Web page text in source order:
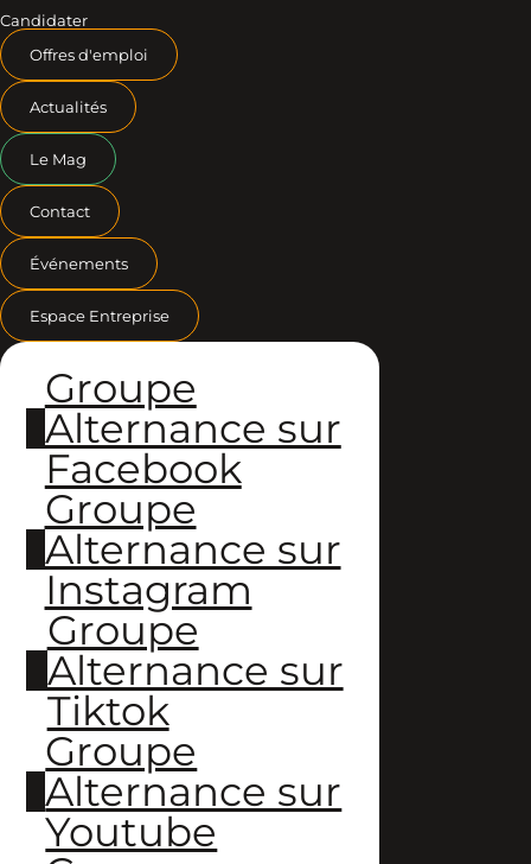
Candidater
Offres d'emploi
Actualités
Le Mag
Contact
Événements
Espace Entreprise
Groupe
Alternance sur
Facebook
Groupe
Alternance sur
Instagram
Groupe
Alternance sur
Tiktok
Groupe
Alternance sur
Youtube